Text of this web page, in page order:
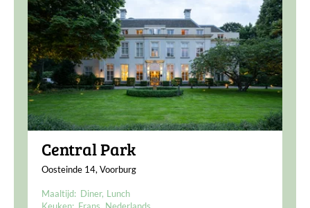
Central Park
Oosteinde 14, Voorburg
Maaltijd: Diner Lunch